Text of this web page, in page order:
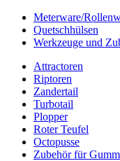
Meterware/
Quetschhülsen
Werkzeuge und
Attractoren
Riptoren
Zandertail
Turbotail
Plopper
Roter Teufel
Octopusse
Zubehör für